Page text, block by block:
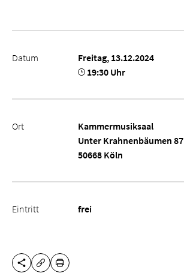
Datum
Freitag, 13.12.2024
19:30 Uhr
Ort
Kammermusiksaal
Unter Krahnenbäumen 87
50668 Köln
Eintritt frei
DIESE SEITE TEILEN
URL KOPIEREN
DRUCKEN